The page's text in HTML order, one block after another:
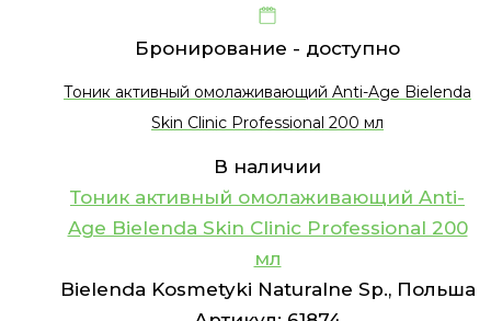
Бронирование - доступно
Тоник активный омолаживающий Anti-Age Bielenda
Skin Clinic Professional 200 мл
В наличии
Тоник активный омолаживающий Anti-
Age Bielenda Skin Clinic Professional 200
мл
Bielenda Kosmetyki Naturalne Sp., Польша